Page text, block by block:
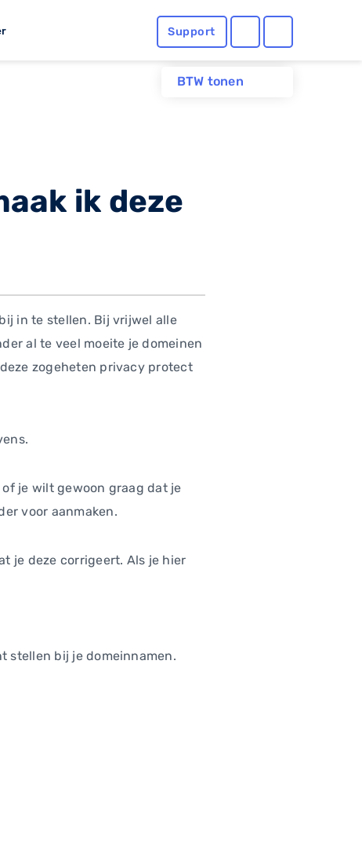
Support
BTW tonen
ik deze
in te stellen. Bij vrijwel alle
al te veel moeite je domeinen
zogeheten privacy protect
je wilt gewoon graag dat je
voor aanmaken.
je deze corrigeert. Als je hier
stellen bij je domeinnamen.